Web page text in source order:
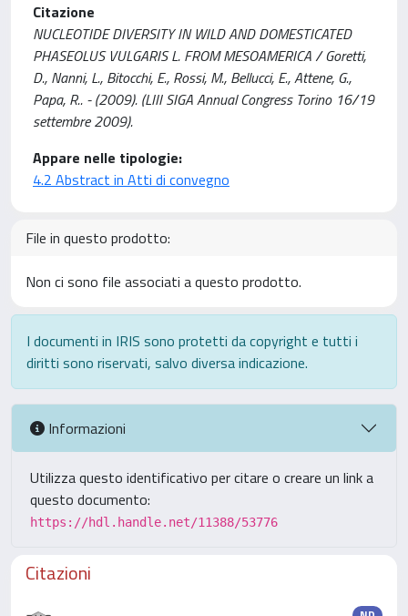
Citazione
NUCLEOTIDE DIVERSITY IN WILD AND DOMESTICATED
PHASEOLUS VULGARIS L. FROM MESOAMERICA / Goretti,
D., Nanni, L., Bitocchi, E., Rossi, M., Bellucci, E., Attene, G.,
Papa, R.. - (2009). (LIII SIGA Annual Congress Torino 16/19
settembre 2009).
Appare nelle tipologie:
4.2 Abstract in Atti di convegno
File in questo prodotto:
Non ci sono file associati a questo prodotto.
I documenti in IRIS sono protetti da copyright e tutti i
diritti sono riservati, salvo diversa indicazione.
Informazioni
Utilizza questo identificativo per citare o creare un link a
questo documento:
https://hdl.handle.net/11388/53776
Citazioni